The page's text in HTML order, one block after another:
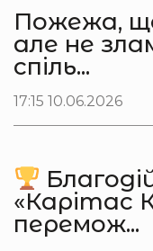
Пожежа,
але не
спіль...
17:15 10.06.2026
«Карітас
перемож...